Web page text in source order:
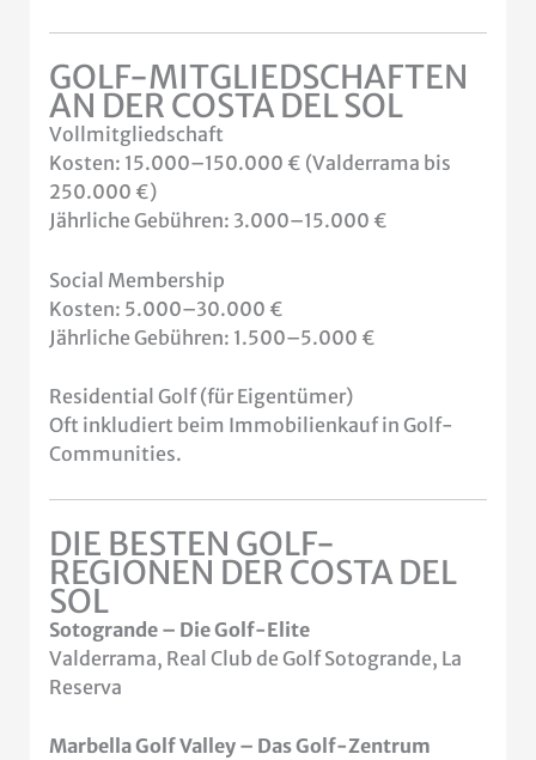
GOLF-MITGLIEDSCHAFTEN
AN DER COSTA DEL SOL
Vollmitgliedschaft
Kosten: 15.000–150.000 € (Valderrama bis
250.000 €)
Jährliche Gebühren: 3.000–15.000 €
Social Membership
Kosten: 5.000–30.000 €
Jährliche Gebühren: 1.500–5.000 €
Residential Golf (für Eigentümer)
Oft inkludiert beim Immobilienkauf in Golf-
Communities.
DIE BESTEN GOLF-
REGIONEN DER COSTA DEL
SOL
Sotogrande – Die Golf-Elite
Valderrama, Real Club de Golf Sotogrande, La
Reserva
Marbella Golf Valley – Das Golf-Zentrum